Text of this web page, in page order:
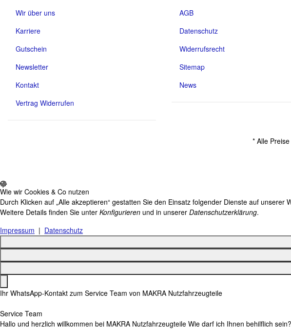
Wir über uns
Karriere
Gutschein
Newsletter
Kontakt
Vertrag Widerrufen
AGB
Datenschutz
Widerrufsrecht
Sitemap
News
* Alle
Wie wir Cookies & Co nutzen
Durch Klicken auf „Alle akzeptieren“ gestatten Sie den Einsatz folgender Dienste auf
Weitere Details finden Sie unter Konfigurieren und in unserer Datenschutzerklärung.
Impressum | Datenschutz
Ihr WhatsApp-Kontakt zum Service Team von MAKRA Nutzfahrzeugteile
Service Team
Hallo und herzlich willkommen bei MAKRA Nutzfahrzeugteile Wie darf ich Ihnen behilflich sein?